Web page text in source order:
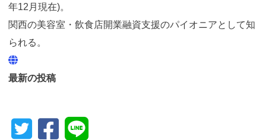
年12月現在)。
関西の美容室・飲食店開業融資支援のパイオニアとして知
られる。
最新の投稿